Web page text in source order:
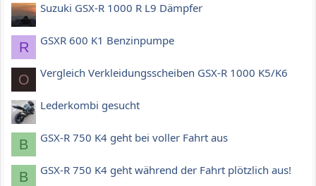
Suzuki GSX-R 1000 R L9 Dämpfer
R GSXR 600 K1 Benzinpumpe
O Vergleich Verkleidungsscheiben GSX-R 1000 K5/K6
Lederkombi gesucht
B GSX-R 750 K4 geht bei voller Fahrt aus
B GSX-R 750 K4 geht während der Fahrt plötzlich aus!